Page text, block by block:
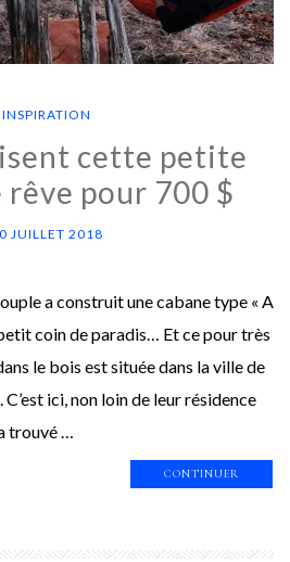
INSPIRATION
cette petite
rêve pour 700 $
JUILLET 2018
a construit une cabane type « A
coin de paradis… Et ce pour très
le bois est située dans la ville de
ici, non loin de leur résidence
trouvé …
CONTINUER